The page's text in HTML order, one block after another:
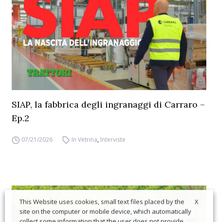
SIAP, la fabbrica degli ingranaggi di Carraro –
Ep.2
07/21/2026 In Vetrina, Interviste
X
This Website uses cookies, small text files placed by the
site on the computer or mobile device, which automatically